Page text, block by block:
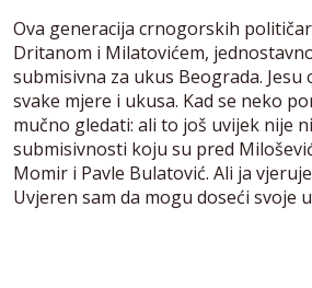
Ova generacija crnogorskih
Dritanom i Milatovićem,
submisivna za ukus Beograda.
svake mjere i ukusa. Kad se neko
mučno gledati: ali to još uvijek nije
submisivnosti koju su pred
Momir i Pavle Bulatović. Ali ja
Uvjeren sam da mogu doseći svoje